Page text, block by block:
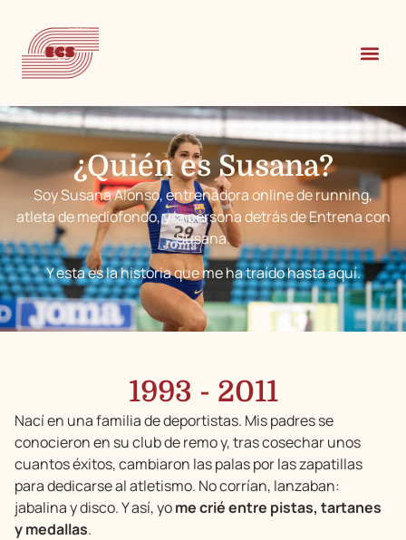
¿Quién es Susana?
Soy Susana Alonso, entrenadora online de running,
atleta de mediofondo, y la persona detrás de Entrena con
Susana.
Y esta es la historia que me ha traído hasta aquí.
1993 - 2011
Nací en una familia de deportistas. Mis padres se
conocieron en su club de remo y, tras cosechar unos
cuantos éxitos, cambiaron las palas por las zapatillas
para dedicarse al atletismo. No corrían, lanzaban:
jabalina y disco. Y así, yome crié entre pistas, tartanes
y medallas.